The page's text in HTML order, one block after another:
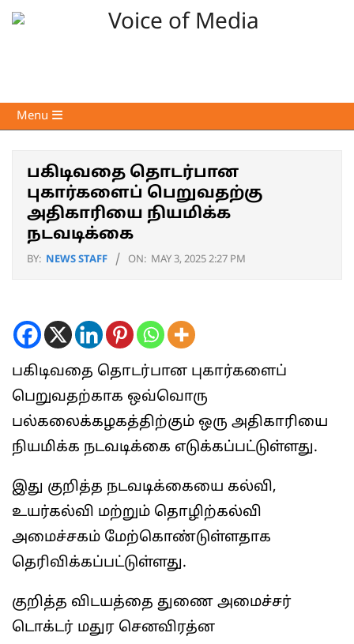
Skip
Voice
of
Primary
Navigation
Menu
பகிடிவதை தொடர்பான
புகார்களைப் பெறுவதற்கு
அதிகாரியை நியமிக்க
நடவடிக்கை
BY: NEWS STAFF ON: MAY 3, 2025 2:27 PM
பகிடிவதை தொடர்பான புகார்களைப்
பெறுவதற்காக ஒவ்வொரு
பல்கலைக்கழகத்திற்கும் ஒரு அதிகாரியை
நியமிக்க நடவடிக்கை எடுக்கப்பட்டுள்ளது.
இது குறித்த நடவடிக்கையை கல்வி,
உயர்கல்வி மற்றும் தொழிற்கல்வி
அமைச்சகம் மேற்கொண்டுள்ளதாக
தெரிவிக்கப்பட்டுள்ளது.
குறித்த விடயத்தை துணை அமைச்சர்
டொக்டர் மதுர செனவிரத்ன